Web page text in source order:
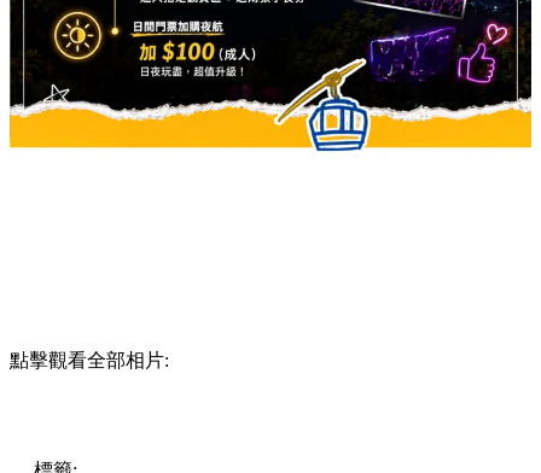
點擊觀看全部相片: